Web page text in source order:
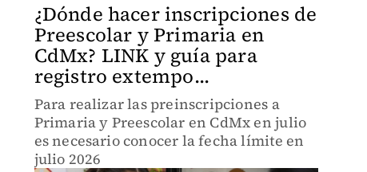
¿Dónde hacer inscripciones de
Preescolar y Primaria en
CdMx? LINK y guía para
registro extempo...
Para realizar las preinscripciones a
Primaria y Preescolar en CdMx en julio
es necesario conocer la fecha límite en
julio 2026